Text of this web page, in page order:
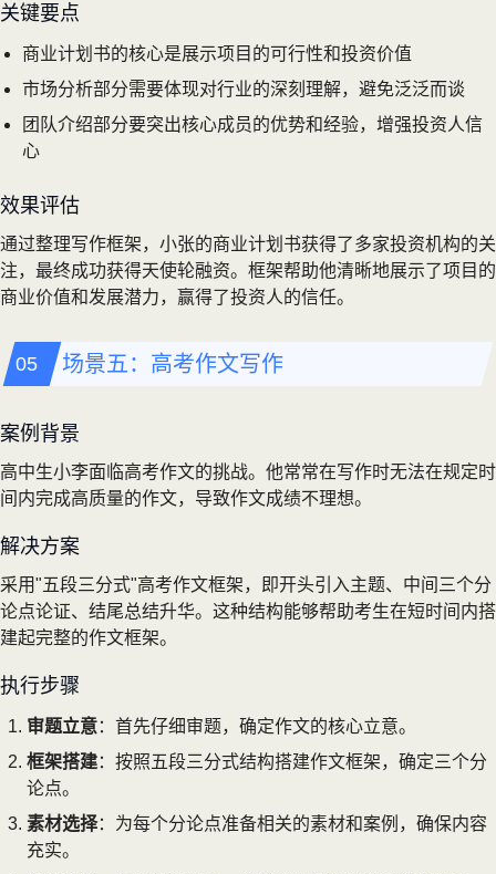
关键要点
商业计划书的核心是展示项目的可行性和投资价值
市场分析部分需要体现对行业的深刻理解，避免泛泛而谈
团队介绍部分要突出核心成员的优势和经验，增强投资人信
心
效果评估
通过整理写作框架，小张的商业计划书获得了多家投资机构的关
注，最终成功获得天使轮融资。框架帮助他清晰地展示了项目的
商业价值和发展潜力，赢得了投资人的信任。
场景五：高考作文写作
案例背景
高中生小李面临高考作文的挑战。他常常在写作时无法在规定时
间内完成高质量的作文，导致作文成绩不理想。
解决方案
采用"五段三分式"高考作文框架，即开头引入主题、中间三个分
论点论证、结尾总结升华。这种结构能够帮助考生在短时间内搭
建起完整的作文框架。
执行步骤
审题立意：首先仔细审题，确定作文的核心立意。
框架搭建：按照五段三分式结构搭建作文框架，确定三个分
论点。
素材选择：为每个分论点准备相关的素材和案例，确保内容
充实。